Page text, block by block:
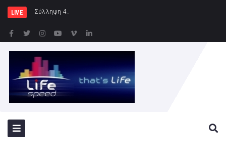
LIVE Σύλληψη 46χρονης για παράβαση της νο